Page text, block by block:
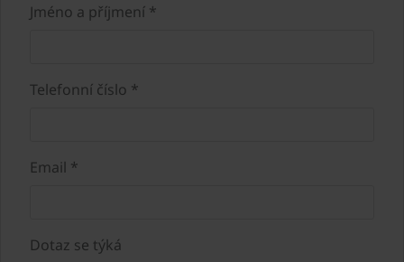
Jméno a příjmení *
Telefonní číslo *
Email *
Dotaz se týká